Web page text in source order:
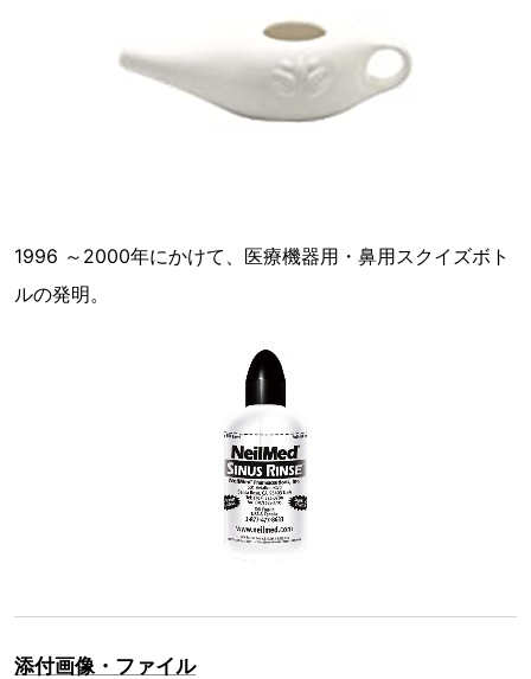
1996 ～2000年にかけて、医療機器用・鼻用スクイズボト
ルの発明。
添付画像・ファイル